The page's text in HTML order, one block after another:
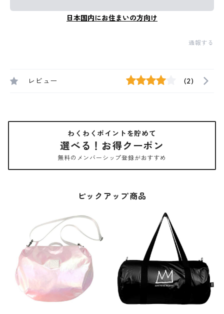
日本国内にお住まいの方向け
通報する
レビュー (2)
わくわくポイントを貯めて
選べる！お得クーポン
無料のメンバーシップ登録がおすすめ
ピックアップ商品